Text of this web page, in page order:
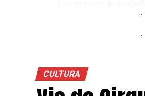
● Fila Azúl:400 pesos
● Fila Roja: 600 pesos
CULTURA